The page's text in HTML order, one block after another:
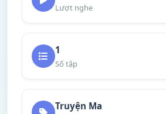
Lượt nghe
1
Số tập
Truyện Ma